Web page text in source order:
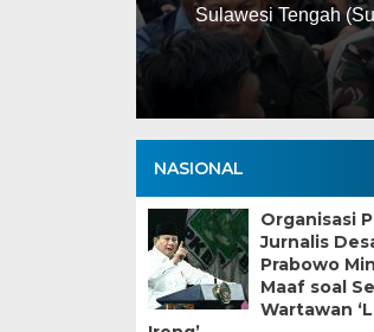
Sulawesi Tengah
NASIONAL
Organisasi
Jurnalis
Prabowo
Maaf soal
Wartawan